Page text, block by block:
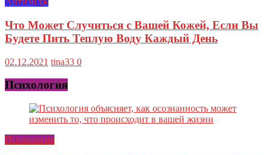
Что Может Случиться с Вашей Кожей, Если Вы
Будете Пить Теплую Воду Каждый День
02.12.2021 tina33 0
Психология
Психология